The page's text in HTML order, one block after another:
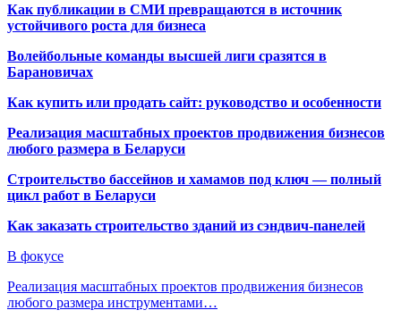
Как публикации в СМИ превращаются в источник
устойчивого роста для бизнеса
Волейбольные команды высшей лиги сразятся в
Барановичах
Как купить или продать сайт: руководство и особенности
Реализация масштабных проектов продвижения бизнесов
любого размера в Беларуси
Строительство бассейнов и хамамов под ключ — полный
цикл работ в Беларуси
Как заказать строительство зданий из сэндвич-панелей
В фокусе
Реализация масштабных проектов продвижения бизнесов
любого размера инструментами…